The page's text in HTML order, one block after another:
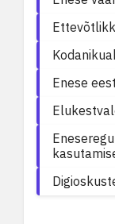
Enese